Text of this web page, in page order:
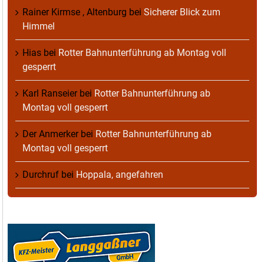
Rainer Kirmse , Altenburg bei Sicherer Blick zum
Himmel
Hias bei Rotter Bahnunterführung ab Montag voll
gesperrt
Karl Ranseierbei Rotter Bahnunterführung ab
Montag voll gesperrt
Der Anmerkerbei Rotter Bahnunterführung ab
Montag voll gesperrt
Durchruf bei Hoppala, angefahren